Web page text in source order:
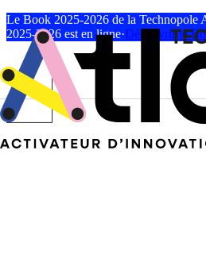
Le Book 2025-2026 de la Technopole
2025-2026 est en ligne·Découvrir le